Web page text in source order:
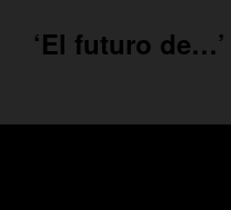
‘El futuro de…’